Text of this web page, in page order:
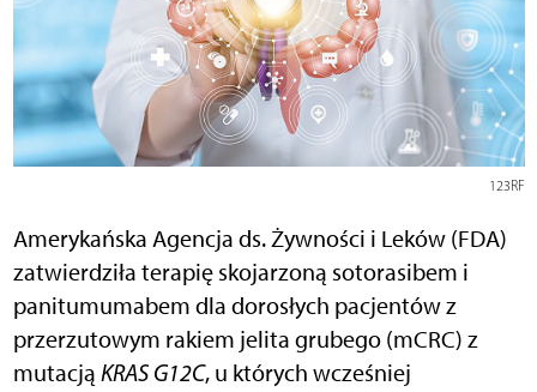
123RF
Amerykańska Agencja ds. Żywności i Leków (FDA)
zatwierdziła terapię skojarzoną sotorasibem i
panitumumabem dla dorosłych pacjentów z
przerzutowym rakiem jelita grubego (mCRC) z
mutacją KRAS G12C, u których wcześniej